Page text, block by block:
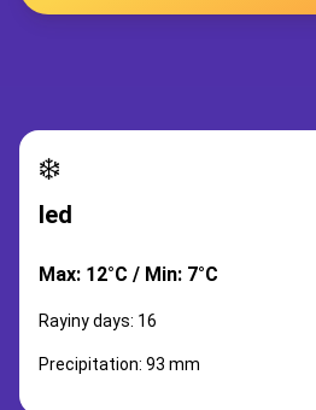
❄️
led
Max: 12°C / Min: 7°C
Rayiny days: 16
Precipitation: 93 mm